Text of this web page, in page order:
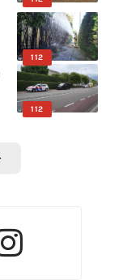
112
112